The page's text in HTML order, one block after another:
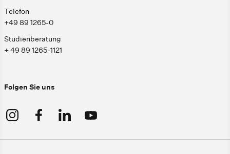
Telefon
+49 89 1265-0
Studienberatung
+ 49 89 1265-1121
Folgen Sie uns